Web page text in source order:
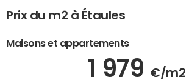
Prix du m2 à Étaules
Maisons et appartements
1 979 €/m2